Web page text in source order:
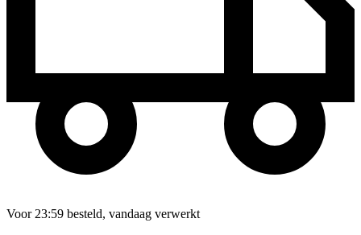
Voor 23:59 besteld, vandaag verwerkt